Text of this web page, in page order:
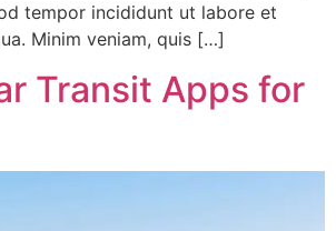
tempor incididunt ut labore et
Minim veniam, quis […]
Transit Apps for